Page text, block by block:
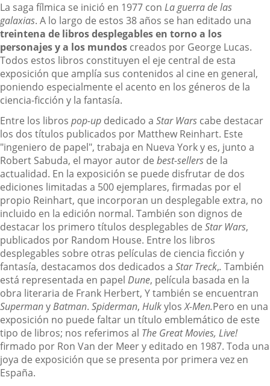
La saga fílmica se inició en 1977 con La guerra de las
galaxias. A lo largo de estos 38 años se han editado una
treintena de libros desplegables en torno a los
personajes y a los mundos creados por George Lucas.
Todos estos libros constituyen el eje central de esta
exposición que amplía sus contenidos al cine en general,
poniendo especialmente el acento en los géneros de la
ciencia-ficción y la fantasía.
Entre los libros pop-up dedicado a Star Wars cabe destacar
los dos títulos publicados por Matthew Reinhart. Este
"ingeniero de papel", trabaja en Nueva York y es, junto a
Robert Sabuda, el mayor autor de best-sellers de la
actualidad. En la exposición se puede disfrutar de dos
ediciones limitadas a 500 ejemplares, firmadas por el
propio Reinhart, que incorporan un desplegable extra, no
incluido en la edición normal. También son dignos de
destacar los primero títulos desplegables de Star Wars,
publicados por Random House. Entre los libros
desplegables sobre otras películas de ciencia ficción y
fantasía, destacamos dos dedicados a Star Treck,. También
está representada en papel Dune, película basada en la
obra literaria de Frank Herbert, Y también se encuentran
SupermanyBatman. Spiderman, HulkylosX-Men.Pero en una
exposición no puede faltar un título emblemático de este
tipo de libros; nos referimos al The Great Movies, Live!
firmado por Ron Van der Meer y editado en 1987. Toda una
joya de exposición que se presenta por primera vez en
España.